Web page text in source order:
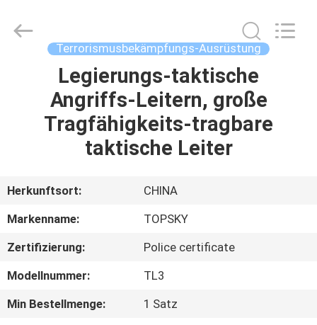
PRODUKTE
UNS
AUSFLUG
QUALITÄTSKONTROLLE
Century Holding Co.,Ltd.
Terrorismusbekämpfungs-Ausrüstung
Legierungs-taktische
Angriffs-Leitern, große
Tragfähigkeits-tragbare
taktische Leiter
Herkunftsort:
CHINA
Markenname:
TOPSKY
Zertifizierung:
Police certificate
Modellnummer:
TL3
Min Bestellmenge:
1 Satz